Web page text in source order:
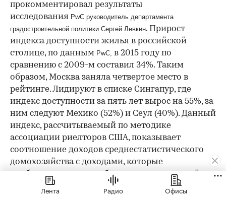
прокомментировал результаты
исследования PwC руководитель департамента
градостроительной политики Сергей Левкин. Прирост
индекса доступности жилья в российской
столице, по данным PwC, в 2015 году по
сравнению с 2009-м составил 34%. Таким
образом, Москва заняла четвертое место в
рейтинге. Лидируют в списке Сингапур, где
индекс доступности за пять лет вырос на 55%, за
ним следуют Мехико (52%) и Сеул (40%). Данный
индекс, рассчитываемый по методике
ассоциации риелторов США, показывает
соотношение доходов среднестатистического
домохозяйства с доходами, которые
необходимы для приобретения стандартной
квартиры с помощью ипотечного кредита,
Лента Радио Офисы